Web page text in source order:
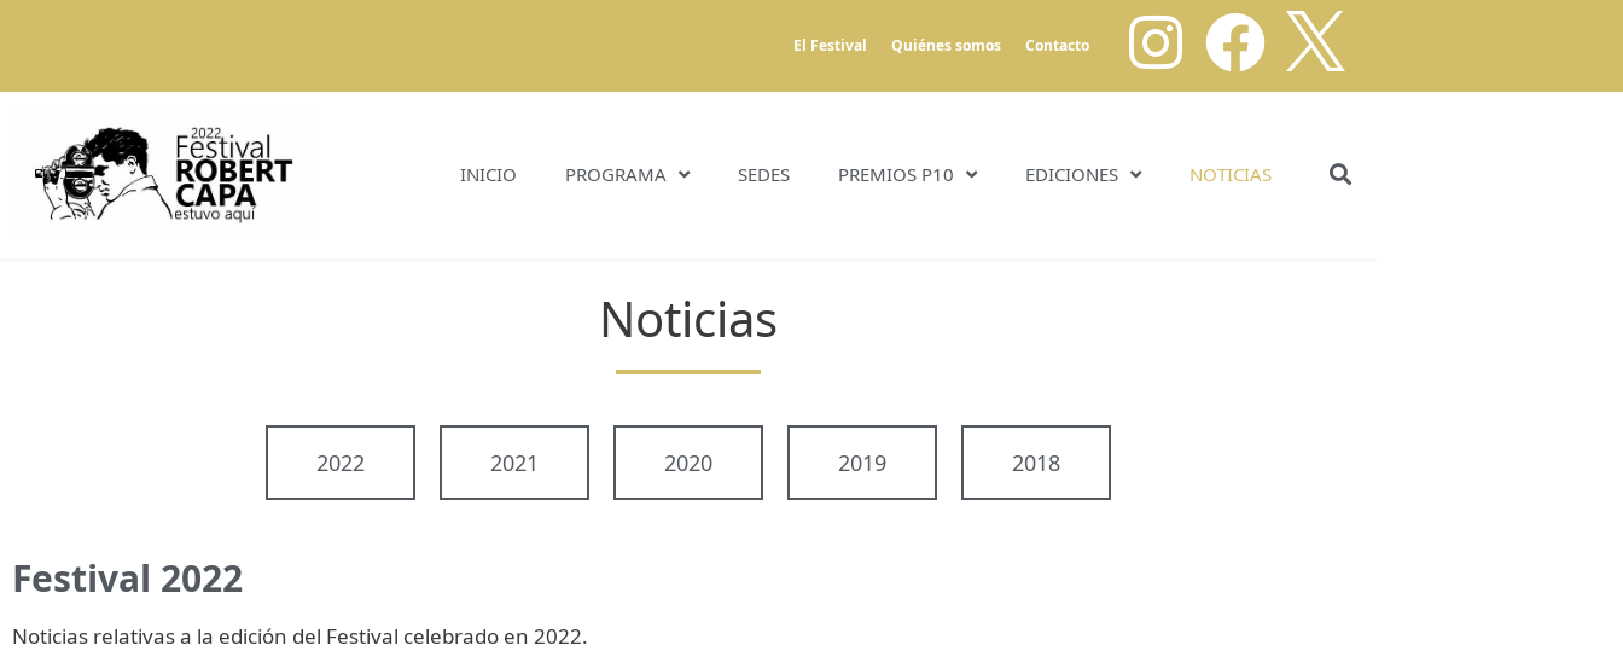
El Festival Quiénes somos Contacto
INICIO PROGRAMA SEDES PREMIOS P10 EDICIONES NOTICIAS
Noticias
2022 2021 2020 2019 2018
Festival 2022
Noticias relativas a la edición del Festival celebrado en 2022.